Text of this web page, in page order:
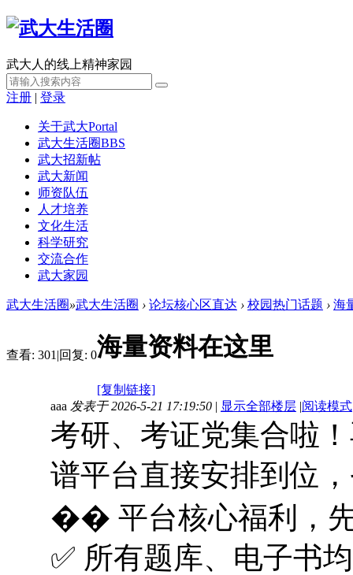
武大人的线上精神家园
注册 | 登录
关于武大Portal
武大生活圈BBS
武大招新帖
武大新闻
师资队伍
人才培养
文化生活
科学研究
交流合作
武大家园
武大生活圈»武大生活圈 › 论坛核心区直达 › 校园热门话题 › 海
查看: 301 |回复: 0海量资料在这里
[复制链接]
aaa 发表于 2026-5-21 17:19:50 | 显示全部楼层 |阅读模式
考研、考证党集合啦
谱平台直接安排到位
�� 平台核心福利，
✅ 所有题库、电子书